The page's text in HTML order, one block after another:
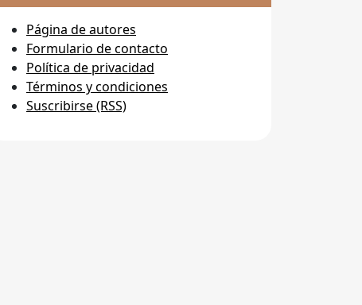
Página de autores
Formulario de contacto
Política de privacidad
Términos y condiciones
Suscribirse (RSS)